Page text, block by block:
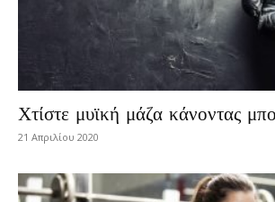
Χτίστε μυϊκή μάζα κάνοντας
21 Απριλίου 2020